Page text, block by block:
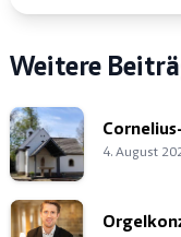
Weitere
4. August